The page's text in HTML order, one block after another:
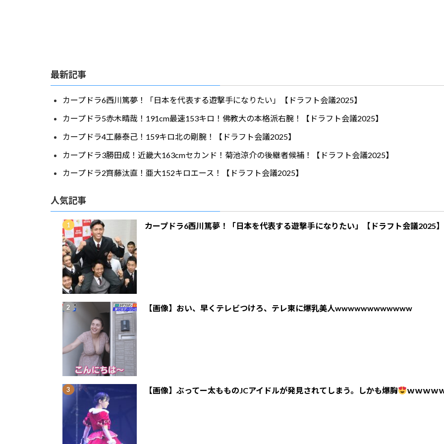
最新記事
カープドラ6西川篤夢！「日本を代表する遊撃手になりたい」【ドラフト会議2025】
カープドラ5赤木晴哉！191cm最速153キロ！佛教大の本格派右腕！【ドラフト会議2025】
カープドラ4工藤泰己！159キロ北の剛腕！【ドラフト会議2025】
カープドラ3勝田成！近畿大163cmセカンド！菊池涼介の後継者候補！【ドラフト会議2025】
カープドラ2齊藤汰直！亜大152キロエース！【ドラフト会議2025】
人気記事
カープドラ6西川篤夢！「日本を代表する遊撃手になりたい」【ドラフト会議2025】
【画像】おい、早くテレビつけろ、テレ東に爆乳美人wwwwwwwwwwww
【画像】ぶってー太もものJCアイドルが発見されてしまう。しかも爆胸 ｗｗｗｗ